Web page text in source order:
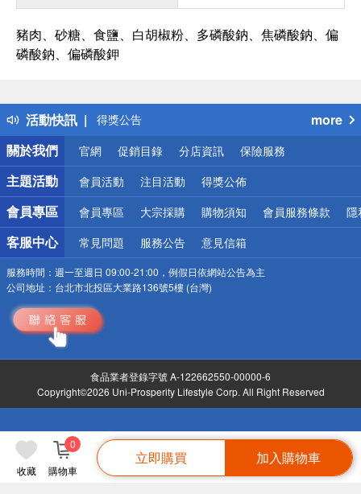
收藏 購物車
0
立即購買 加入購物車
豬肉、砂糖、食鹽、白胡椒粉、多磷酸鈉、焦磷酸鈉、偏
磷酸鈉、偏磷酸鉀
活動快訊
得獎公告
熱門話題
銀行優惠
偏遠地區配送
詐騙網頁！請小心！
more
關於我們
官網 促銷目錄 分店資訊 保險服務
主題活動 會員活動 注目活動 得獎公佈
會員專區 會員專區 大宗採購 購物須知 會員服務條款 隱
客服中心 常見問題 服務公告 意見信箱
服務時間： 週一至週日 09:00-21:00，例假日依網站公告為主
公司地址： 台北市北投區大業路136號5樓 (台灣)
食品業者登錄字號 A-122662550-00000-6
Copyright©2026 Uni-Prosperity Lifestyle Corp. All Right Reserved